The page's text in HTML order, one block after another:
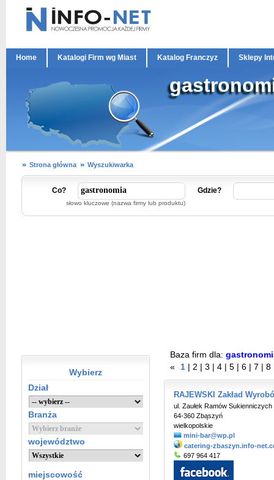
Home Katalogi Firm wg Miast Katalog Franczyz Sklepy
Strona główna Wyszukiwarka
Co?
słowo kluczowe (nazwa firmy lub produktu)
Gdzie?
Wybierz
Dział
Branża
województwo
miejscowość
Baza firm dla:
«
1 2 3 4 5 6 7 8
RAJEWSKI Zakład
ul. Zaułek Ramów Sukienniczych
64-360 Zbąszyń
wielkopolskie
mini-bar@wp.pl
catering-zbaszyn.info-
697 964 417